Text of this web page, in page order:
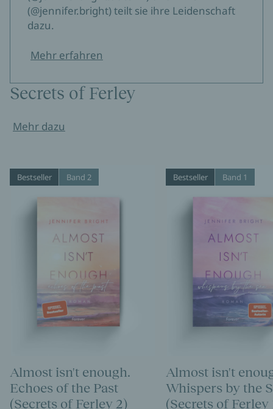
(@jennifer.bright) teilt sie ihre Leidenschaft
dazu.
Mehr erfahren
Secrets of Ferley
Mehr dazu
Bestseller Band 2
Almost isn't enough.
Echoes of the Past
(Secrets of Ferley 2)
Bestseller Band 1
Almost isn't
Whispers by the
(Secrets of Ferley